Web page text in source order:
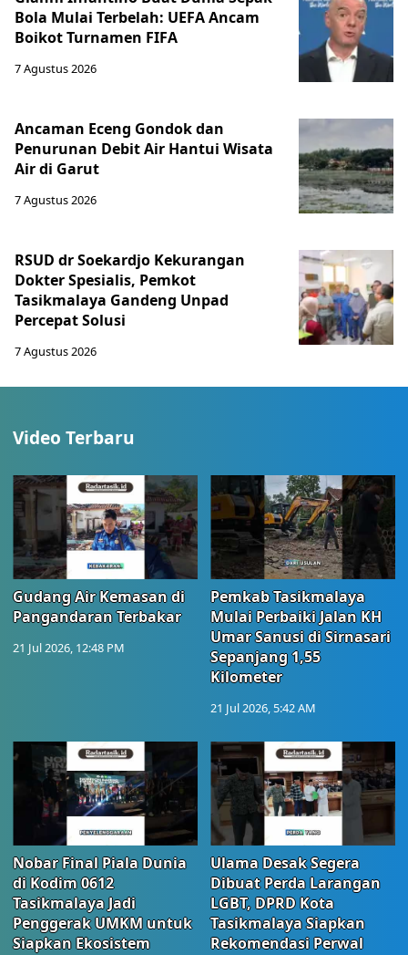
Bola Mulai Terbelah: UEFA Ancam
Boikot Turnamen FIFA
7 Agustus 2026
Ancaman Eceng Gondok dan
Penurunan Debit Air Hantui Wisata
Air di Garut
7 Agustus 2026
RSUD dr Soekardjo Kekurangan
Dokter Spesialis, Pemkot
Tasikmalaya Gandeng Unpad
Percepat Solusi
7 Agustus 2026
Video Terbaru
Gudang Air Kemasan di
Pangandaran Terbakar
21 Jul 2026, 12:48 PM
Pemkab Tasikmalaya
Mulai Perbaiki Jalan KH
Umar Sanusi di Sirnasari
Sepanjang 1,55
Kilometer
21 Jul 2026, 5:42 AM
Nobar Final Piala Dunia
di Kodim 0612
Tasikmalaya Jadi
Penggerak UMKM untuk
Siapkan Ekosistem
Ulama Desak Segera
Dibuat Perda Larangan
LGBT, DPRD Kota
Tasikmalaya Siapkan
Rekomendasi Perwal